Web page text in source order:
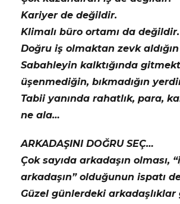
Kariyer de değildir.
Klimalı büro ortamı da değildir.
Doğru iş olmaktan zevk
Sabahleyin kalktığında
üşenmediğin, bıkmadığın
Tabii yanında rahatlık, para,
ne ala…
ARKADAŞINI DOĞRU SEÇ…
Çok sayıda arkadaşın olması,
arkadaşın” olduğunun ispatı
Güzel günlerdeki arkadaşlıklar